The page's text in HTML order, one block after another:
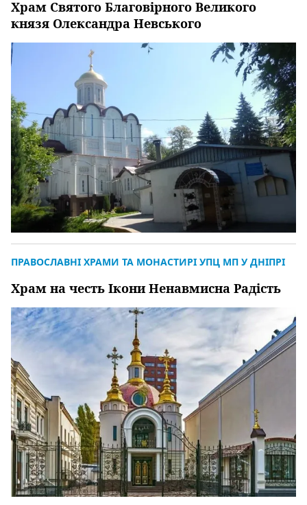
Храм Святого Благовірного Великого
князя Олександра Невського
Храм на честь Ікони Ненавмисна Радість
ПРАВОСЛАВНІ ХРАМИ ТА МОНАСТИРІ УПЦ МП У ДНІПРІ